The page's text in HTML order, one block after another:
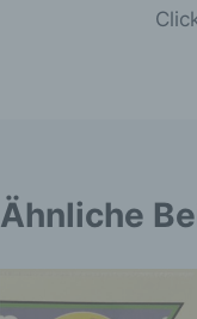
Ähnliche